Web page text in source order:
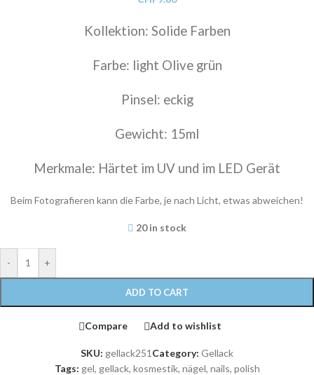
Kollektion: Solide Farben
Farbe: light Olive grün
Pinsel: eckig
Gewicht: 15ml
Merkmale: Härtet im UV und im LED Gerät
Beim Fotografieren kann die Farbe, je nach Licht, etwas abweichen!
20 in stock
- +
ADD TO CART
Compare Add to wishlist
SKU: gellack251 Category: Gellack
Tags: gel, gellack, kosmestik, nägel, nails, polish